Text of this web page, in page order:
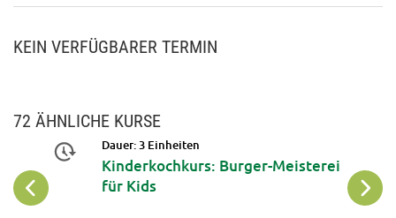
KEIN VERFÜGBARER TERMIN
72 ÄHNLICHE KURSE
&
Dauer: 3 Einheiten
Kinderkochkurs: Burger-Meisterei
für Kids